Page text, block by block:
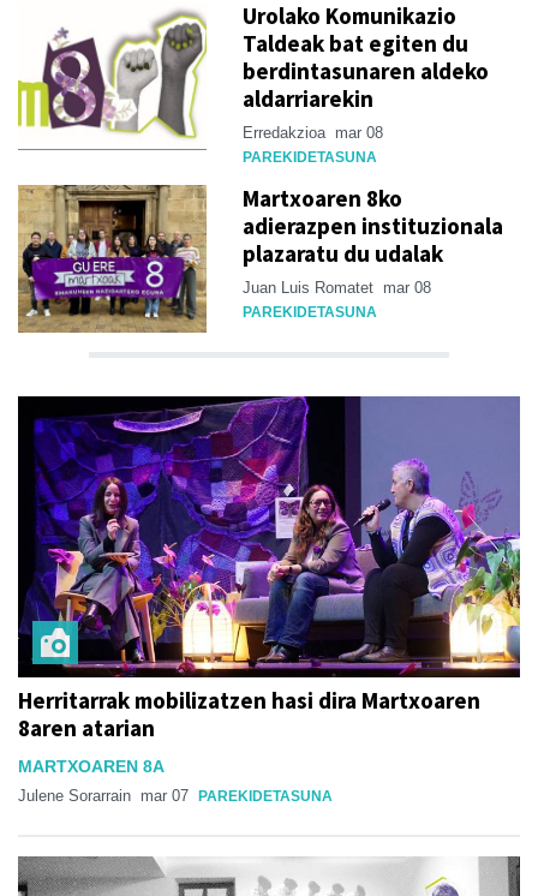
Urolako Komunikazio
Taldeak bat egiten du
berdintasunaren aldeko
aldarriarekin
Erredakzioa mar 08
PAREKIDETASUNA
Martxoaren 8ko
adierazpen instituzionala
plazaratu du udalak
Juan Luis Romatet mar 08
PAREKIDETASUNA
Herritarrak mobilizatzen hasi dira Martxoaren
8aren atarian
MARTXOAREN 8A
Julene Sorarrain mar 07 PAREKIDETASUNA